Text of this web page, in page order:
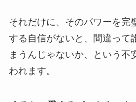
それだけに、そのパワーを完
する自信がないと、間違って
まうんじゃないか、という不
われます。